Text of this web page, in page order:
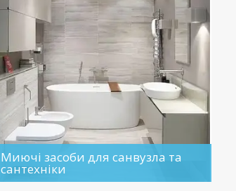
Миючі засоби для санвузла та
сантехніки